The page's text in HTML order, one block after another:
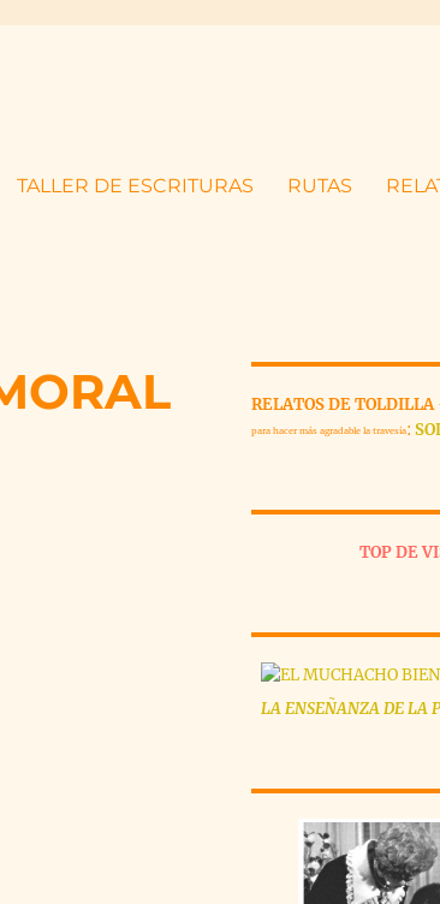
TALLER DE ESCRITURAS RUTAS
RELATOS DE TOLDILLA
para hacer más agradable la travesía:
TOP DE
LAENSEÑANZADE LA